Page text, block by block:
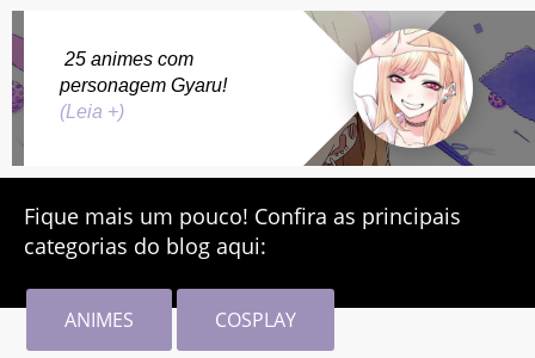
25 animes com
personagem Gyaru!
(Leia +)
Fique mais um pouco! Confira as principais
categorias do blog aqui:
ANIMES COSPLAY